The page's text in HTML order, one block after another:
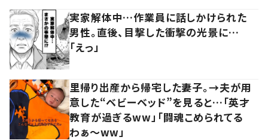
実家解体中…作業員に話しかけられた
男性。直後、目撃した衝撃の光景に…
「えっ」
里帰り出産から帰宅した妻子。→夫が用
意した“ベビーベッド”を見ると…「英才
教育が過ぎるww」「闘魂こめられてる
わぁ～ww」